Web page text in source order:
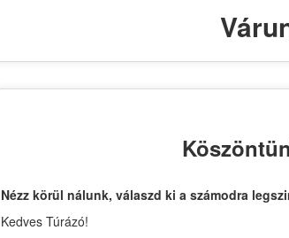
Nézz körül nálunk, válaszd ki a számodra
Kedves Túrázó!